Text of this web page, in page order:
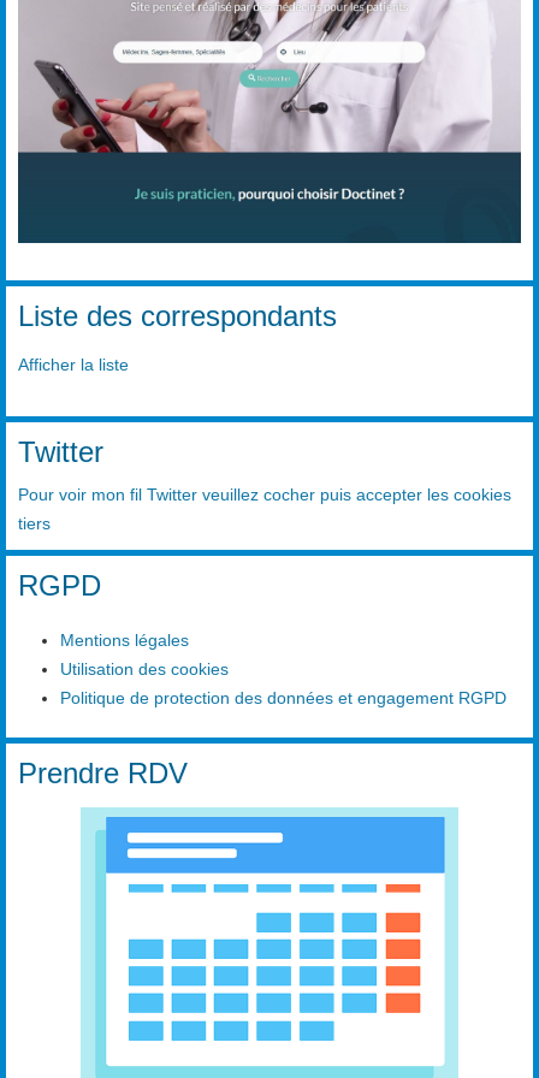
Liste des correspondants
Afficher la liste
Twitter
Pour voir mon fil Twitter veuillez cocher puis accepter les cookies
tiers
RGPD
Mentions légales
Utilisation des cookies
Politique de protection des données et engagement RGPD
Prendre RDV